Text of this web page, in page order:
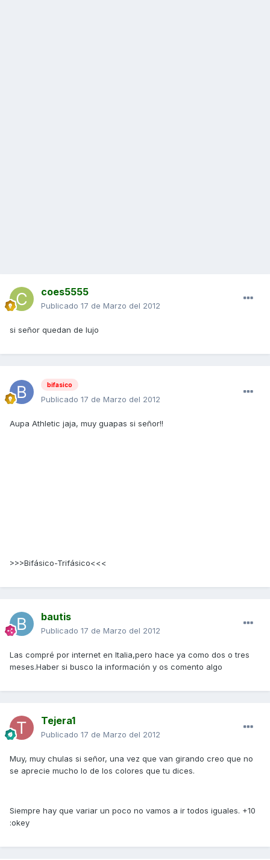
coes5555
Publicado 17 de Marzo del 2012
si señor quedan de lujo
bifasico
Publicado 17 de Marzo del 2012
Aupa Athletic jaja, muy guapas si señor!!
>>>Bifásico-Trifásico<<<
bautis
Publicado 17 de Marzo del 2012
Las compré por internet en Italia,pero hace ya como dos o tres
meses.Haber si busco la información y os comento algo
Tejera1
Publicado 17 de Marzo del 2012
Muy, muy chulas si señor, una vez que van girando creo que no
se aprecie mucho lo de los colores que tu dices.
Siempre hay que variar un poco no vamos a ir todos iguales. +10
:okey